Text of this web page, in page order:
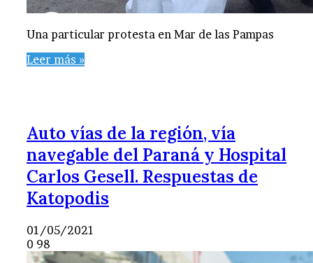
Una particular protesta en Mar de las Pampas
Leer más »
Auto vías de la región, vía
navegable del Paraná y Hospital
Carlos Gesell. Respuestas de
Katopodis
01/05/2021
0 98